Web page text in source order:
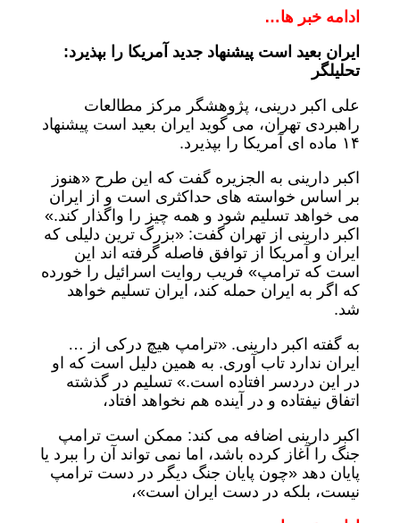
ادامه خبر ها…
ایران بعید است پیشنهاد جدید آمریکا را بپذیرد:
تحلیلگر
علی اکبر درینی، پژوهشگر مرکز مطالعات
راهبردی تهران، می گوید ایران بعید است پیشنهاد
۱۴ ماده ای آمریکا را بپذیرد.
اکبر دارینی به الجزیره گفت که این طرح «هنوز
بر اساس خواسته های حداکثری است و از ایران
می خواهد تسلیم شود و همه چیز را واگذار کند.»
اکبر دارینی از تهران گفت: «بزرگ ترین دلیلی که
ایران و آمریکا از توافق فاصله گرفته اند این
است که ترامپ» فریب روایت اسرائیل را خورده
که اگر به ایران حمله کند، ایران تسلیم خواهد
شد.
به گفته اکبر دارینی. «ترامپ هیچ درکی از …
ایران ندارد تاب آوری. به همین دلیل است که او
در این دردسر افتاده است.» تسلیم در گذشته
اتفاق نیفتاده و در آینده هم نخواهد افتاد،
اکبر دارینی اضافه می کند: ممکن است ترامپ
جنگ را آغاز کرده باشد، اما نمی تواند آن را ببرد یا
پایان دهد «چون پایان جنگ دیگر در دست ترامپ
نیست، بلکه در دست ایران است»،